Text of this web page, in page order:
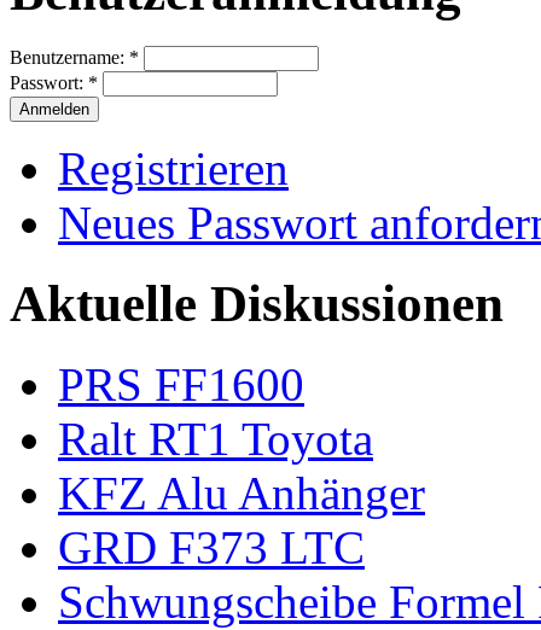
Benutzername: *
Passwort: *
Registrieren
Neues Passwort
Aktuelle Diskussionen
PRS FF1600
Ralt RT1 Toyota
KFZ Alu Anhänger
GRD F373 LTC
Schwungscheibe Formel